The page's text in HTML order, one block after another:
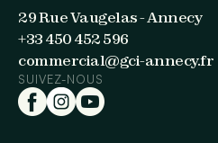
29 Rue Vaugelas - Annecy
+33 450 452 596
commercial@gci-annecy.fr
SUIVEZ-NOUS